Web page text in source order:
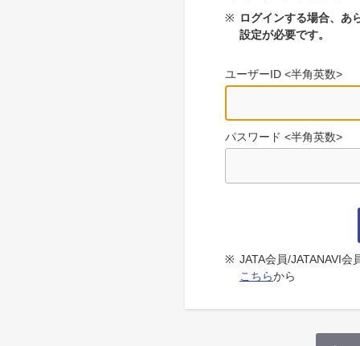
※ ログインする場合、あ
設定が必要です。
ユーザーID <半角英数>
パスワード <半角英数>
※ JATA会員/JATANAVI
こちらから